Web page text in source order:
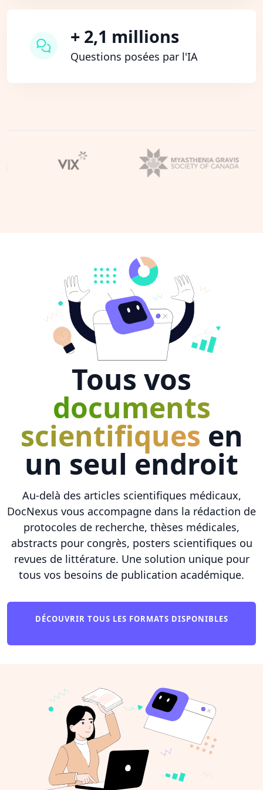
+ 2,1 millions
Questions posées par l'IA
Tous vos
documents
scientifiques en
un seul endroit
Au-delà des articles scientifiques médicaux,
DocNexus vous accompagne dans la rédaction de
protocoles de recherche, thèses médicales,
abstracts pour congrès, posters scientifiques ou
revues de littérature. Une solution unique pour
tous vos besoins de publication académique.
DÉCOUVRIR TOUS LES FORMATS DISPONIBLES